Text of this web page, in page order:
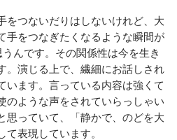
つないだりはしないけれど、大
手をつなぎたくなるような瞬間が
んです。その関係性は今を生き
。演じる上で、繊細にお話しされ
います。言っている内容は強くて
のような声をされていらっしゃい
思っていて、「静かで、のどを大
表現しています。